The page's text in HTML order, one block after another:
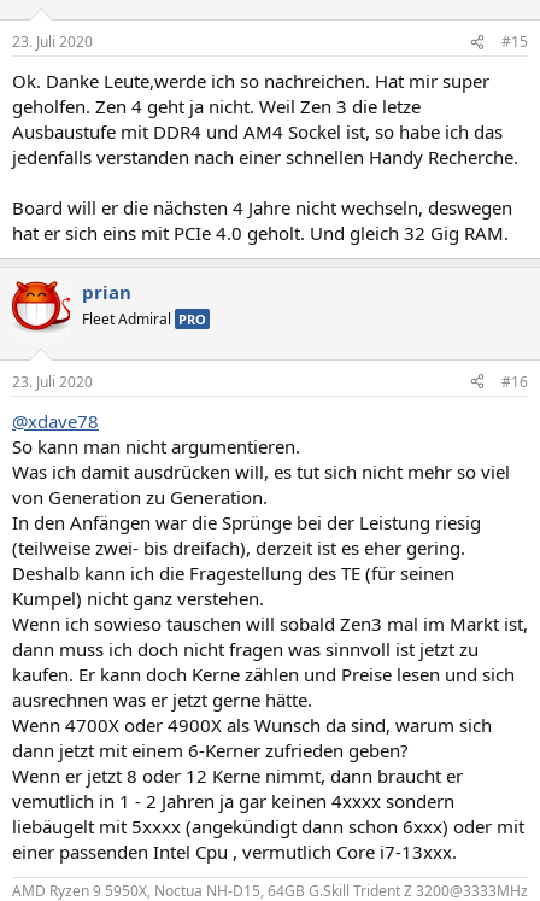
23. Juli 2020 #15
Ok. Danke Leute,werde ich so nachreichen. Hat mir super
geholfen. Zen 4 geht ja nicht. Weil Zen 3 die letze
Ausbaustufe mit DDR4 und AM4 Sockel ist, so habe ich das
jedenfalls verstanden nach einer schnellen Handy Recherche.
Board will er die nächsten 4 Jahre nicht wechseln, deswegen
hat er sich eins mit PCIe 4.0 geholt. Und gleich 32 Gig RAM.
prian
Fleet Admiral PRO
23. Juli 2020 #16
@xdave78
So kann man nicht argumentieren.
Was ich damit ausdrücken will, es tut sich nicht mehr so viel
von Generation zu Generation.
In den Anfängen war die Sprünge bei der Leistung riesig
(teilweise zwei- bis dreifach), derzeit ist es eher gering.
Deshalb kann ich die Fragestellung des TE (für seinen
Kumpel) nicht ganz verstehen.
Wenn ich sowieso tauschen will sobald Zen3 mal im Markt ist,
dann muss ich doch nicht fragen was sinnvoll ist jetzt zu
kaufen. Er kann doch Kerne zählen und Preise lesen und sich
ausrechnen was er jetzt gerne hätte.
Wenn 4700X oder 4900X als Wunsch da sind, warum sich
dann jetzt mit einem 6-Kerner zufrieden geben?
Wenn er jetzt 8 oder 12 Kerne nimmt, dann braucht er
vemutlich in 1 - 2 Jahren ja gar keinen 4xxxx sondern
liebäugelt mit 5xxxx (angekündigt dann schon 6xxx) oder mit
einer passenden Intel Cpu , vermutlich Core i7-13xxx.
AMD Ryzen 9 5950X, Noctua NH-D15, 64GB G.Skill Trident Z 3200@3333MHz